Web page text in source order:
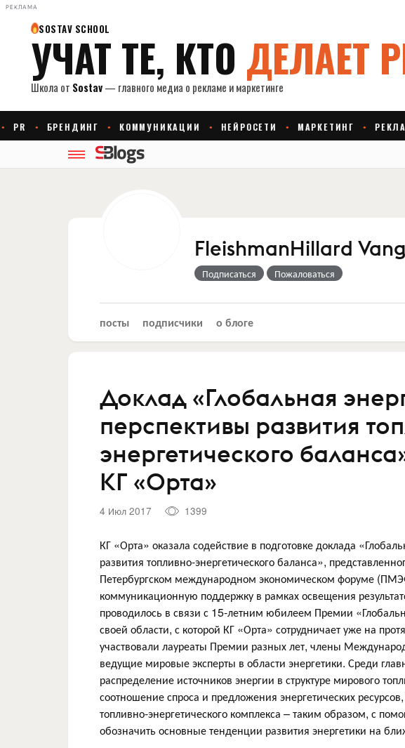
РЕКЛАМА
FleishmanHillard
Подписаться Пожаловаться
посты подписчики о блоге
Доклад «Глобальная
перспективы развития
энергетического
КГ «Орта»
4 Июл 2017 1399
КГ «Орта» оказала содействие в подготовке доклада
развития топливно-энергетического баланса»,
Петербургском международном экономическом форуме
коммуникационную поддержку в рамках освещения
проводилось в связи с 15-летним юбилеем Премии
своей области, с которой КГ «Орта» сотрудничает уже на
участвовали лауреаты Премии разных лет, члены
ведущие мировые эксперты в области энергетики. Среди
распределение источников энергии в структуре мирового
соотношение спроса и предложения энергетических
топливно-энергетического комплекса – таким образом, с
обозначить основные тенденции развития энергетики на